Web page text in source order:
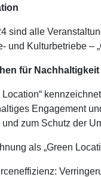
sind alle
und Kulturbetriebe –
für Nachhaltigkeit
Location“
Engagement
zum Schutz der
als „Green